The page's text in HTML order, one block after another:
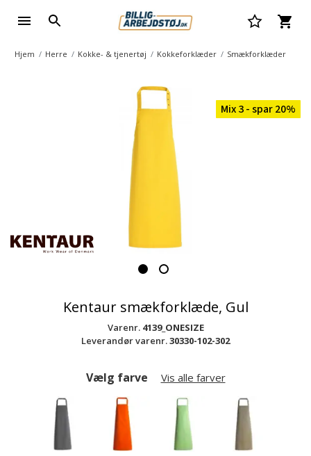
Hjem Herre Kokke- & tjenertøj Kokkeforklæder Smækforklæder
Mix 3 - spar 20%
Kentaur smækforklæde, Gul
Varenr. 4139_ONESIZE
Leverandør varenr.30330-102-302
Vælg farve Vis alle farver